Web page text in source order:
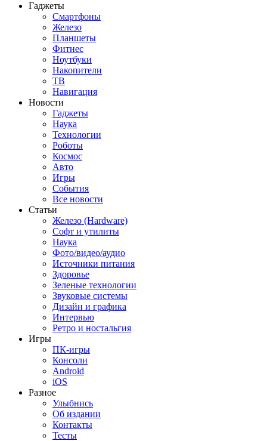
Гаджеты
Смартфоны
Железо
Планшеты
Фитнес
Ноутбуки
Накопители
ТВ
Навигация
Новости
Гаджеты
Наука
Технологии
Роботы
Космос
Авто
Игры
События
Все новости
Статьи
Железо (Hardware)
Софт и утилиты
Наука
Фото/видео/аудио
Источники питания
Здоровье
Зеленые технологии
Звуковые системы
Дизайн и графика
Интервью
Ретро и ностальгия
Игры
ПК-игры
Консоли
Android
iOS
Разное
Улыбнись
Об издании
Контакты
Тесты